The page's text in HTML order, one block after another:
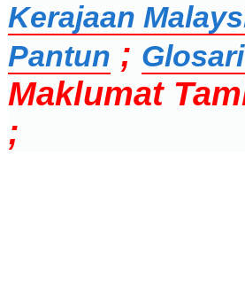
Kerajaan
Pantun ;
Maklumat
;